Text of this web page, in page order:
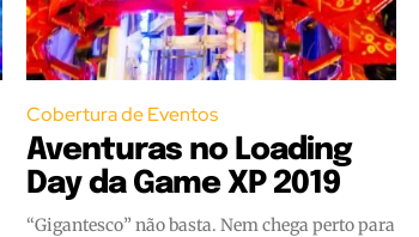
Cobertura de Eventos
Aventuras no Loading
Day da Game XP 2019
“Gigantesco” não basta. Nem chega perto para